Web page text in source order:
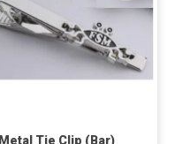
Metal Tie Clip (Bar)